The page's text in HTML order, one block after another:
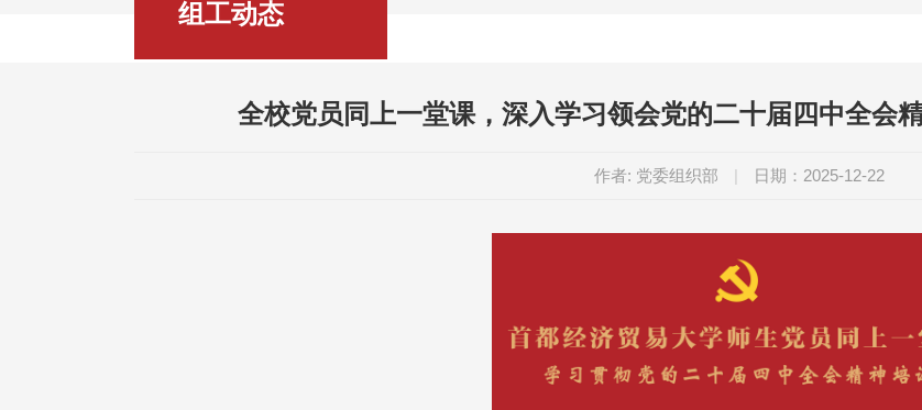
组工动态
全校党员同上一堂课，深入学习领会党的二十届四中全会
作者: 党委组织部 | 日期：2025-12-22